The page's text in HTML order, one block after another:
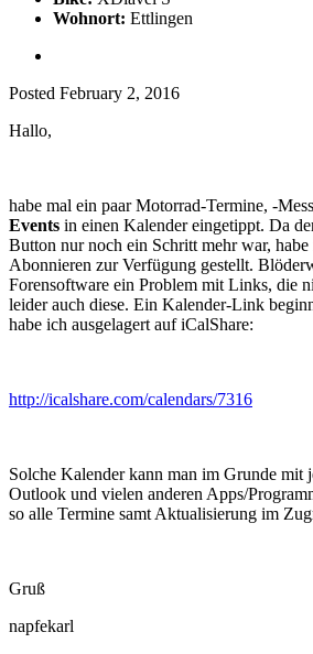
Wohnort: Ettlingen
Posted February 2, 2016
Hallo,
habe mal ein paar Motorrad-Termine, -
Events in einen Kalender eingetippt. Da
Button nur noch ein Schritt mehr war,
Abonnieren zur Verfügung gestellt.
Forensoftware ein Problem mit Links, die
leider auch diese. Ein Kalender-Link
habe ich ausgelagert auf iCalShare:
http://icalshare.com/calendars/7316
Solche Kalender kann man im Grunde mit
Outlook und vielen anderen Apps/
so alle Termine samt Aktualisierung im
Gruß
napfekarl